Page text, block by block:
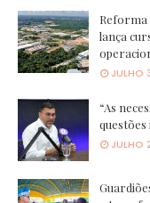
Reforma
lança
JULHO
“As
questões
JULHO